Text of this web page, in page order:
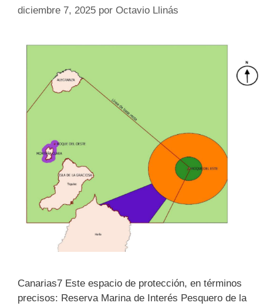
diciembre 7, 2025 por Octavio Llinás
Canarias7 Este espacio de protección, en términos
precisos: Reserva Marina de Interés Pesquero de la